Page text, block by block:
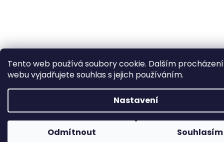
Tento web používá soubory cookie. Dalším
webu vyjadřujete souhlas s jejich používáním.
Nastavení
Odmítnout Souhlasím